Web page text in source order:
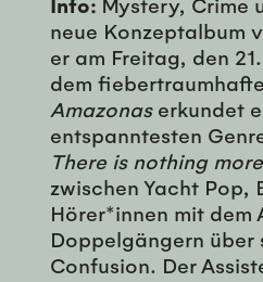
neue Konzeptalbum
er am Freitag, den
dem
Amazonaserkundet
entspanntesten
There is nothing
zwischen Yacht Pop,
Hörer*innen mit dem
Doppelgängern über
Confusion. Der